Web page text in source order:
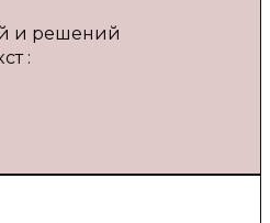
и решений
: